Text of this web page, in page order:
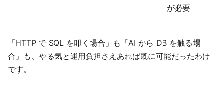
が必要
「HTTP で SQL を叩く場合」も「AI から DB を触る場
合」も、やる気と運用負担さえあれば既に可能だったわけ
です。